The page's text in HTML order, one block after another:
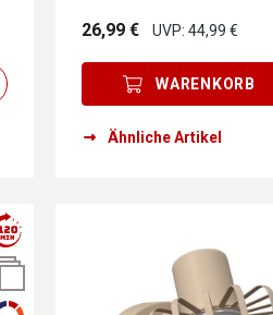
26,99 € UVP: 44,99 €
WARENKORB
Ähnliche Artikel